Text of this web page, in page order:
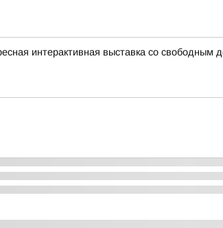
интерактивная выставка со свободным